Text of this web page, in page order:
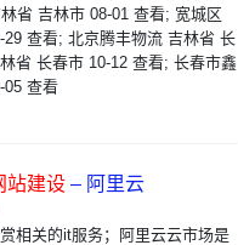
省 吉林市 08-01 查看; 宽城区
查看; 北京腾丰物流 吉林省 长
省 长春市 10-12 查看; 长春市鑫
05 查看
站建设 – 阿里云
相关的it服务；阿里云云市场是